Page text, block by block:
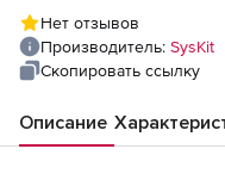
Нет отзывов
Производитель: SysKit
Скопировать ссылку
Описание